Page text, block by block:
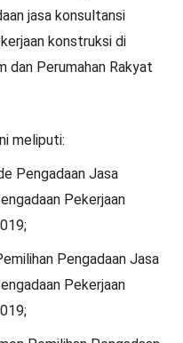
jasa konsultansi
konstruksi di
dan Perumahan Rakyat
meliputi:
Pengadaan Jasa
Pekerjaan
Pengadaan Jasa
Pekerjaan